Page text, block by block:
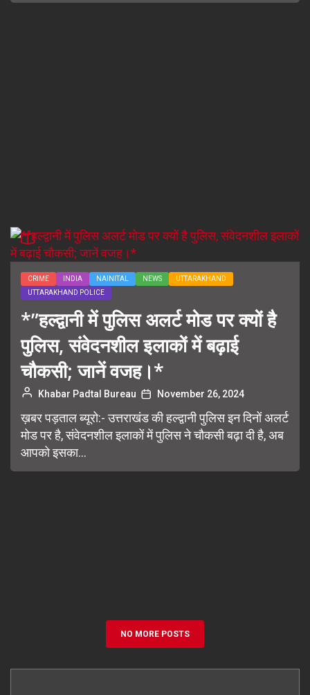
CRIME INDIA NAINITAL NEWS
UTTARAKHAND
UTTARAKHAND POLICE
*”हल्द्वानी में पुलिस अलर्ट मोड पर क्यों है
पुलिस, संवेदनशील इलाकों में बढ़ाई
चौकसी; जानें वजह।*
Khabar Padtal Bureau November 26, 2024
ख़बर पड़ताल ब्यूरो:- उत्तराखंड की हल्द्वानी पुलिस इन दिनों अलर्ट
मोड पर है, संवेदनशील इलाकों में पुलिस ने चौकसी बढ़ा दी है, अब
आपको इसका...
NO MORE POSTS